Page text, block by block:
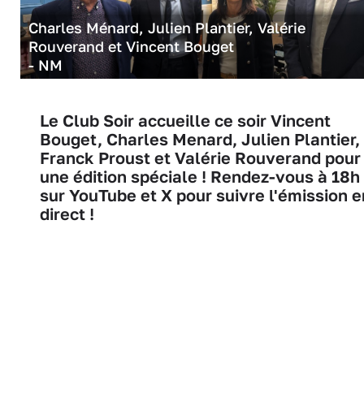
Charles Ménard, Julien Plantier, Valérie
Rouverand et Vincent Bouget
- NM
Le Club Soir accueille ce soir Vincent
Bouget, Charles Menard, Julien Plantier,
Franck Proust et Valérie Rouverand pour
une édition spéciale ! Rendez-vous à 18h
sur YouTube et X pour suivre l'émission
direct !